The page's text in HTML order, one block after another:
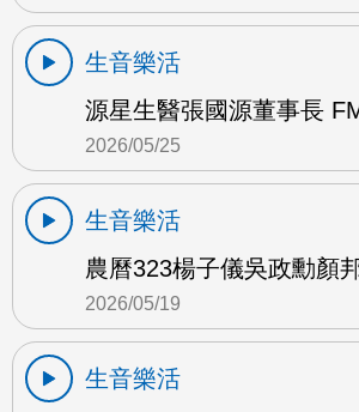
生音樂活
源星生醫張國源董事長
2026/05/25
生音樂活
農曆323楊子儀吳政勳顏
2026/05/19
生音樂活